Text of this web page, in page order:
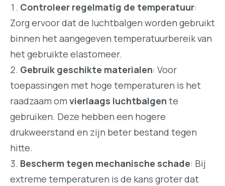
Controleer regelmatig de temperatuur:
Zorg ervoor dat de luchtbalgen worden gebruikt
binnen het aangegeven temperatuurbereik van
het gebruikte elastomeer.
Gebruik geschikte materialen: Voor
toepassingen met hoge temperaturen is het
raadzaam om vierlaags luchtbalgen te
gebruiken. Deze hebben een hogere
drukweerstand en zijn beter bestand tegen
hitte.
Bescherm tegen mechanische schade: Bij
extreme temperaturen is de kans groter dat